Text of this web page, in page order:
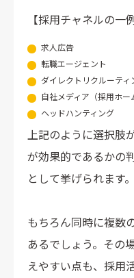
【採用チャネルの一例
求人広告
転職エージェント
ダイレクトリクルーティ
自社メディア（採用ホー
ヘッドハンティング
上記のように選択肢
が効果的であるかの
として挙げられます。
もちろん同時に複数
あるでしょう。その
えやすい点も、採用